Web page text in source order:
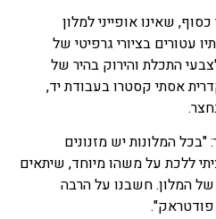
שאינו אופייני למלון
עטורים בציורי גרפיטי של
התכלת והירוק בהיר של
אסתי קסטרו בעבודת יד,
"בכל המלונות יש מזנונים
ללכת על משהו מיוחד, שיתאים
של המלון. חשבנו על הרבה
פודטראק".